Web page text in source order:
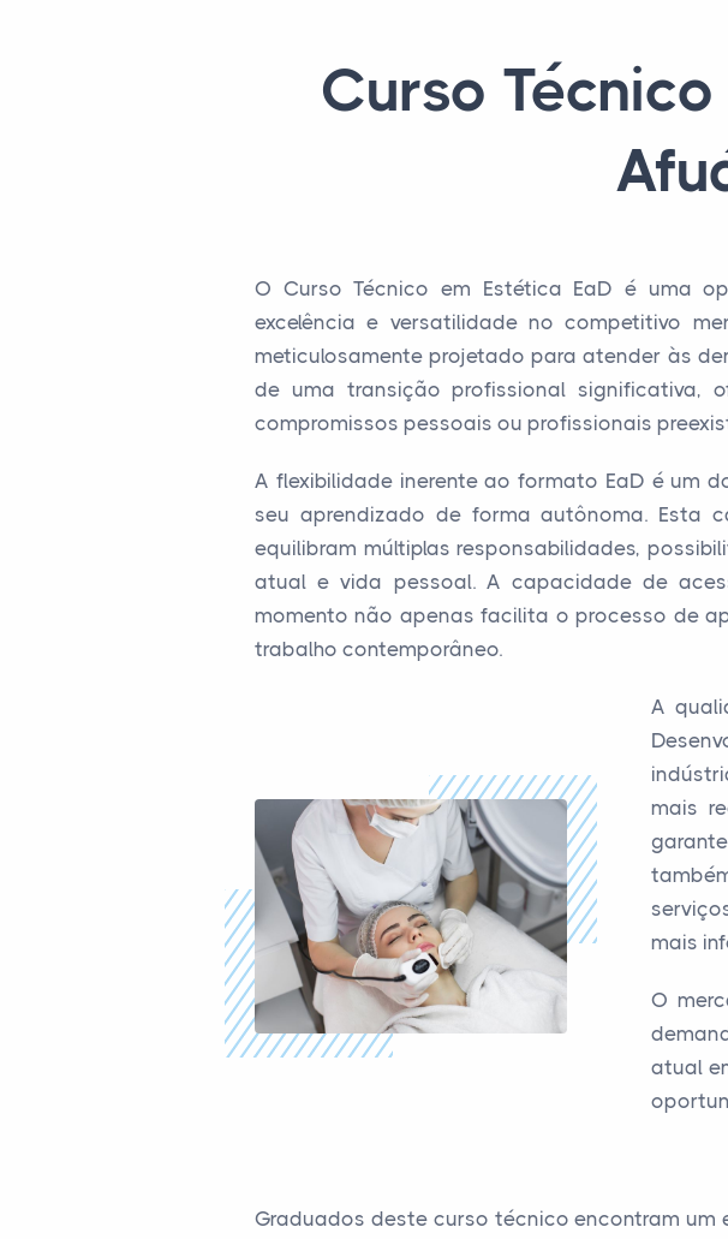
Curso
O Curso Técnico em Estética EaD é uma
excelência e versatilidade no competitivo
meticulosamente projetado para atender às
de uma transição profissional significativa,
compromissos pessoais ou profissionais
A flexibilidade inerente ao formato EaD é um
seu aprendizado de forma autônoma. Esta
equilibram múltiplas responsabilidades,
atual e vida pessoal. A capacidade de
momento não apenas facilita o processo de
trabalho contemporâneo.
A
mais
mais
O
atual
Graduados deste curso técnico encontram